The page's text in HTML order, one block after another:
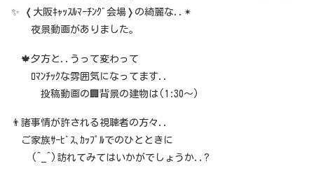
✨ ❬大阪ｷｬｯｽﾙﾏｰﾁﾝｸﾞ会場❭の綺麗な..✴
夜景動画がありました｡
🍁夕方と..うって変わって
ﾛﾏﾝﾁｯｸな雰囲気になってます..
投稿動画の🏢背景の建物は(1:30～)
👨諸事情が許される視聴者の方々..
ご家族ｻｰﾋﾞｽ､ｶｯﾌﾟﾙでのひとときに
(^_^)訪れてみてはいかがでしょうか..?